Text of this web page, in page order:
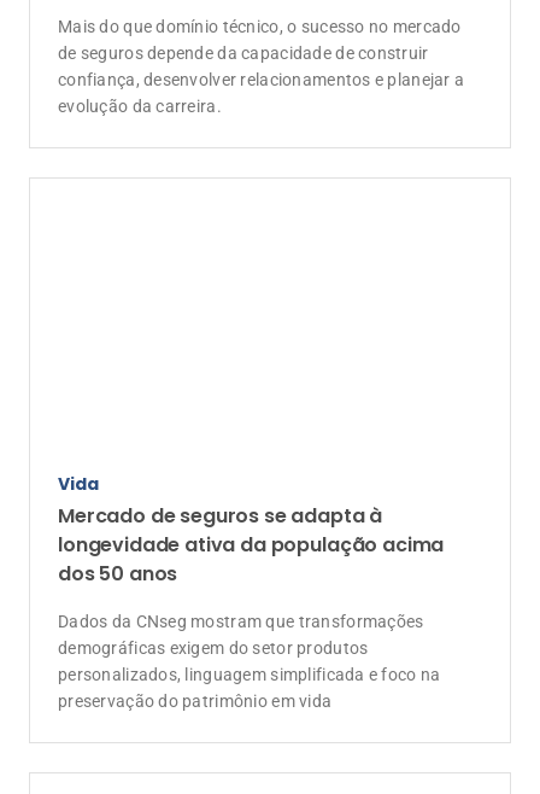
dos 50 anos
Dados da CNseg mostram que transformações
demográficas exigem do setor produtos
personalizados, linguagem simplificada e foco na
preservação do patrimônio em vida
Vendas
Índice de Proteção: como corretores
transformam carteiras de seguros com a
venda consultiva
Mapeamento de dados no Broker One, uso estratégico
do CRM e abordagens focadas em benefícios práticos
ajudam profissionais a blindar a base de clientes e a
elevar a rentabilidade do negócio